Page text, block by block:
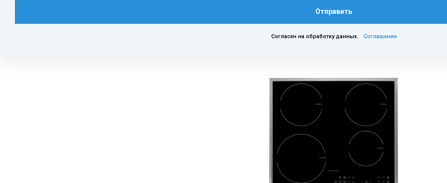
Отправить
Согласен на обработку данных. Соглашение